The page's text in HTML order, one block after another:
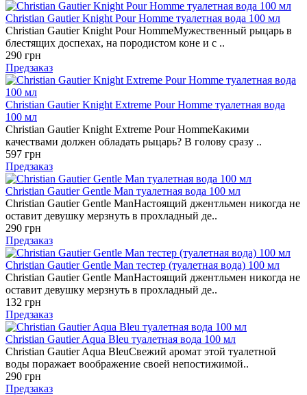
Christian Gautier Knight Pour Homme туалетная вода 100 мл
Christian Gautier Knight Pour HommeМужественный рыцарь в
блестящих доспехах, на породистом коне и с ..
290 грн
Предзаказ
Christian Gautier Knight Extreme Pour Homme туалетная вода
100 мл
Christian Gautier Knight Extreme Pour HommeКакими
качествами должен обладать рыцарь? В голову сразу ..
597 грн
Предзаказ
Christian Gautier Gentle Man туалетная вода 100 мл
Christian Gautier Gentle ManНастоящий джентльмен никогда не
оставит девушку мерзнуть в прохладный де..
290 грн
Предзаказ
Christian Gautier Gentle Man тестер (туалетная вода) 100 мл
Christian Gautier Gentle ManНастоящий джентльмен никогда не
оставит девушку мерзнуть в прохладный де..
132 грн
Предзаказ
Christian Gautier Aqua Bleu туалетная вода 100 мл
Christian Gautier Aqua BleuСвежий аромат этой туалетной
воды поражает воображение своей непостижимой..
290 грн
Предзаказ